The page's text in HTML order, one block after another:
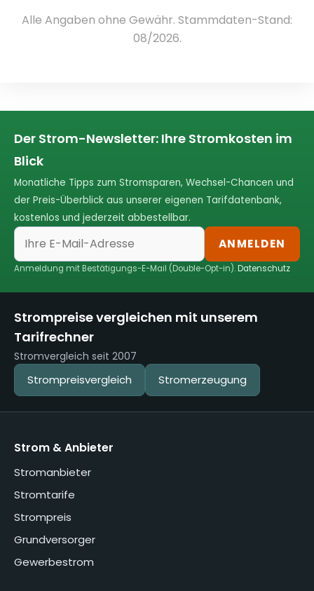
Alle Angaben ohne Gewähr. Stammdaten-Stand:
08/2026.
Der Strom-Newsletter: Ihre Stromkosten im
Blick
Monatliche Tipps zum Stromsparen, Wechsel-Chancen und
der Preis-Überblick aus unserer eigenen Tarifdatenbank,
kostenlos und jederzeit abbestellbar.
ANMELDEN
Anmeldung mit Bestätigungs-E-Mail (Double-Opt-in).Datenschutz
Strompreise vergleichen mit unserem
Tarifrechner
Stromvergleich seit 2007
Strompreisvergleich Stromerzeugung
Strom & Anbieter
Stromanbieter
Stromtarife
Strompreis
Grundversorger
Gewerbestrom